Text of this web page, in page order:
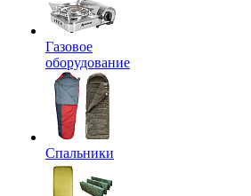
Газовое
оборудование
Спальники